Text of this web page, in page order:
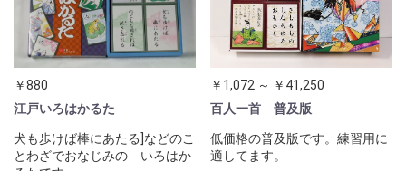
￥880
江戸いろはかるた
犬も歩けば棒にあたる]などのこ
とわざでおなじみの いろはか
￥1,072 ～ ￥41,250
百人一首 普及版
低価格の普及版です。練習用に
適してます。